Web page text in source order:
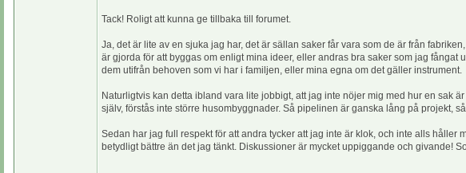
Tack! Roligt att kunna ge tillbaka till forumet.
Ja, det är lite av en sjuka jag har, det är sällan saker får vara som de är från
är gjorda för att byggas om enligt mina ideer, eller andras bra saker som jag
dem utifrån behoven som vi har i familjen, eller mina egna om det gäller instrument.
Naturligtvis kan detta ibland vara lite jobbigt, att jag inte nöjer mig med hur en sak
själv, förstås inte större husombyggnader. Så pipelinen är ganska lång på projekt,
Sedan har jag full respekt för att andra tycker att jag inte är klok, och inte alls
betydligt bättre än det jag tänkt. Diskussioner är mycket uppiggande och givande!